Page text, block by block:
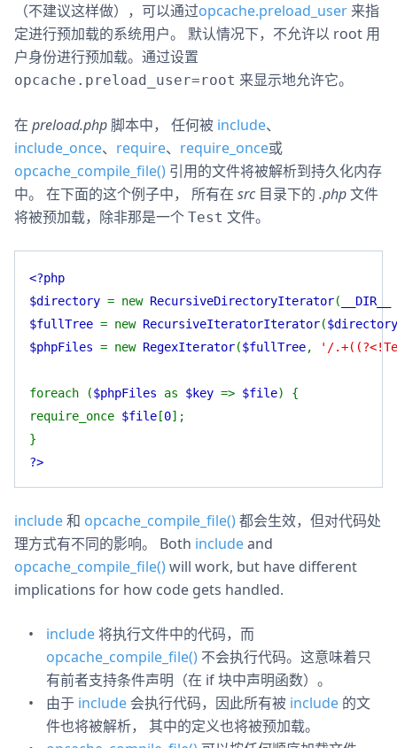
（不建议这样做），可以通过opcache.preload_user 来指
定进行预加载的系统用户。 默认情况下，不允许以 root 用
户身份进行预加载。通过设置
opcache.preload_user=root 来显示地允许它。
在 preload.php 脚本中， 任何被 include、
include_once、 require、 require_once或
opcache_compile_file() 引用的文件将被解析到持久化内存
中。 在下面的这个例子中， 所有在 src目录下的 .php文件
将被预加载，除非那是一个 Test 文件。
<?php
$directory = new RecursiveDirectoryIterator(
__DIR__
$fullTree = new RecursiveIteratorIterator($directory
$phpFiles = new RegexIterator($fullTree, '/
foreach ($phpFiles as $key => $file) {
require_once $file [0];
}
?>
include和 opcache_compile_file()都会生效，但对代码处
理方式有不同的影响。 Both includeand
opcache_compile_file()will work, but have different
implications for how code gets handled.
include将执行文件中的代码，而
opcache_compile_file() 不会执行代码。这意味着只
有前者支持条件声明（在 if 块中声明函数）。
由于 include 会执行代码，因此所有被 include 的文
件也将被解析， 其中的定义也将被预加载。